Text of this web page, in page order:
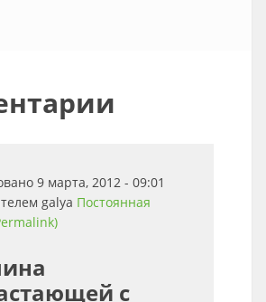
9 марта, 2012 - 09:01
galya Постоянная
с